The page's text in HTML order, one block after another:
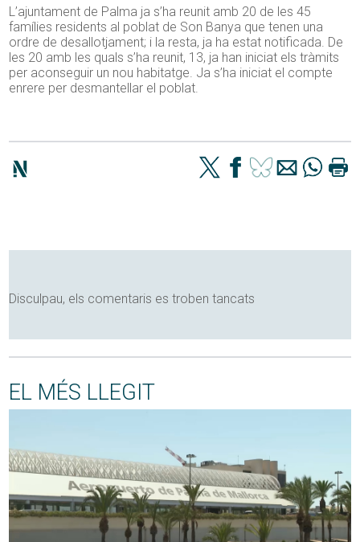
L’ajuntament de Palma ja s’ha reunit amb 20 de les 45
famílies residents al poblat de Son Banya que tenen una
ordre de desallotjament; i la resta, ja ha estat notificada. De
les 20 amb les quals s’ha reunit, 13, ja han iniciat els tràmits
per aconseguir un nou habitatge. Ja s’ha iniciat el compte
enrere per desmantellar el poblat.
Disculpau, els comentaris es troben tancats
EL MÉS LLEGIT